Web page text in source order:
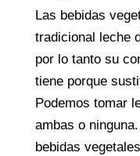
Las bebidas
tradicional leche
por lo tanto su
tiene porque
Podemos tomar
ambas o
bebidas